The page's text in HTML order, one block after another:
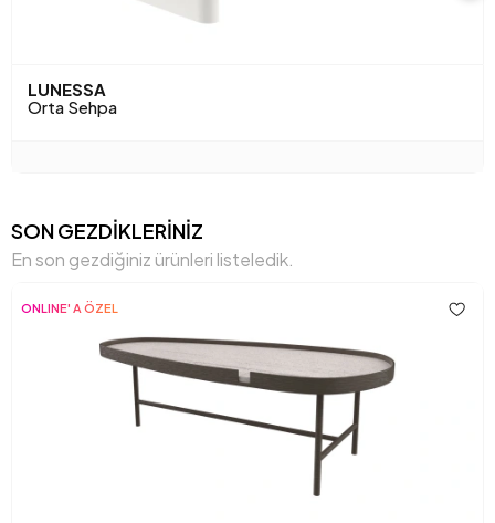
LUNESSA
Orta Sehpa
SON GEZDİKLERİNİZ
En son gezdiğiniz ürünleri listeledik.
ONLINE' A ÖZEL